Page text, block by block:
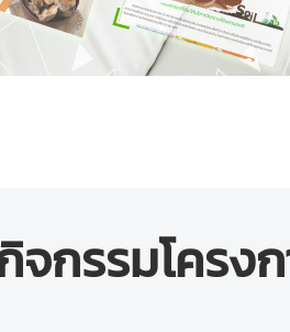
จกรรมโครง